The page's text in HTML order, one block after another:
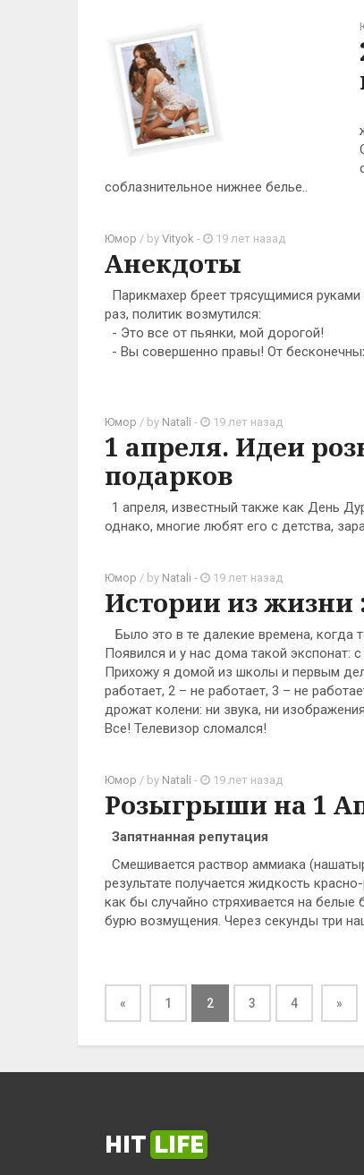
соблазнительное нижнее белье..
Юмор / by Vityok - 19 лет назад
Анекдоты
Парикмахер бреет трясущимися руками
раз, политик возмутился:
- Это все от пьянки, мой дорогой!
- Вы совершенно правы! От
Юмор / by Natali - 19 лет назад
1 апреля. Идеи
подарков
1 апреля, известный также как День
однако, многие любят его с детства,
Юмор / by Natali - 19 лет назад
Истории из жизни
Было это в те далекие времена, когда
Появился и у нас дома такой экспонат:
Прихожу я домой из школы и первым
работает, 2 – не работает, 3 – не
дрожат колени: ни звука, ни
Все! Телевизор сломался!
Юмор / by Natali - 19 лет назад
Розыгрыши на 1
Запятнанная репутация
Смешивается раствор аммиака
результате получается жидкость
как бы случайно стряхивается на
бурю возмущения. Через секунды три
« 1 2 3 4 »
HIT LIFE